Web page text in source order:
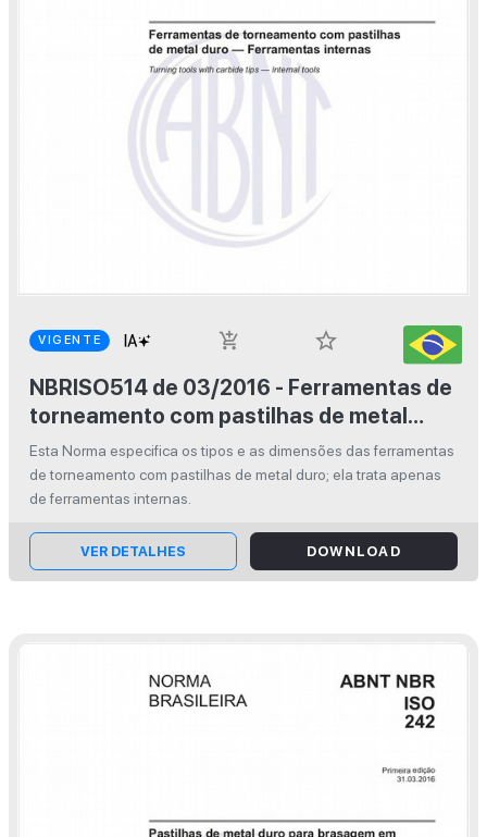
VIGENTE add_shopping_cart
star_border
NBRISO514 de 03/2016 - Ferramentas de
torneamento com pastilhas de metal
duro — Ferramentas internas
Esta Norma especifica os tipos e as dimensões das ferramentas
de torneamento com pastilhas de metal duro; ela trata apenas
de ferramentas internas.
VER DETALHES DOWNLOAD